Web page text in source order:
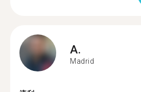
A.
Madrid